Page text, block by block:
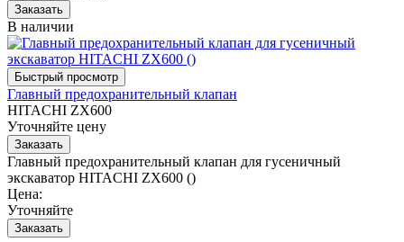
В наличии
Главный предохранительный клапан
HITACHI ZX600
Уточняйте цену
Главный предохранительный клапан для гусеничный
экскаватор HITACHI ZX600 ()
Цена:
Уточняйте